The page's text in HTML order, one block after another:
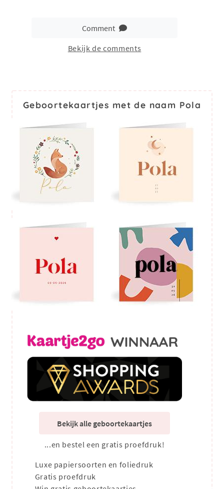
Comment
Bekijk de comments
Geboortekaartjes met de naam Pola
Bekijk alle geboortekaartjes
...en bestel een gratis proefdruk!
Luxe papiersoorten en foliedruk
Gratis proefdruk